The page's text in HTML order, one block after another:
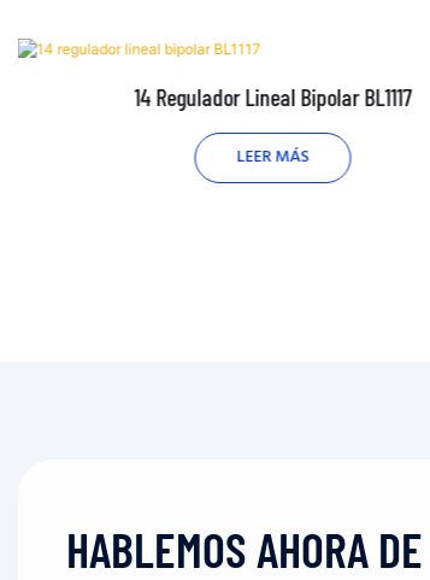
14 Regulador Lineal Bipolar BL1117
LEER MÁS
HABLEMOS AHORA